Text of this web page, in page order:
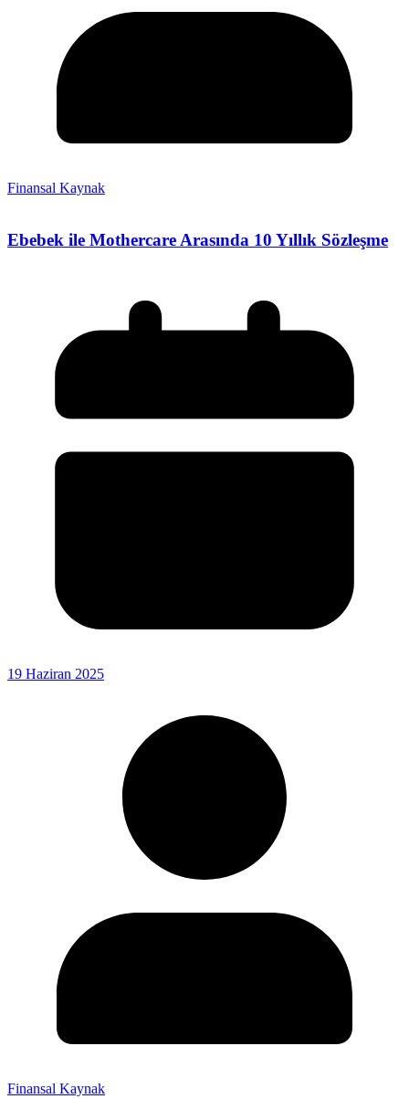
Finansal Kaynak
Ebebek ile Mothercare Arasında 10 Yıllık Sözleşme
19 Haziran 2025
Finansal Kaynak